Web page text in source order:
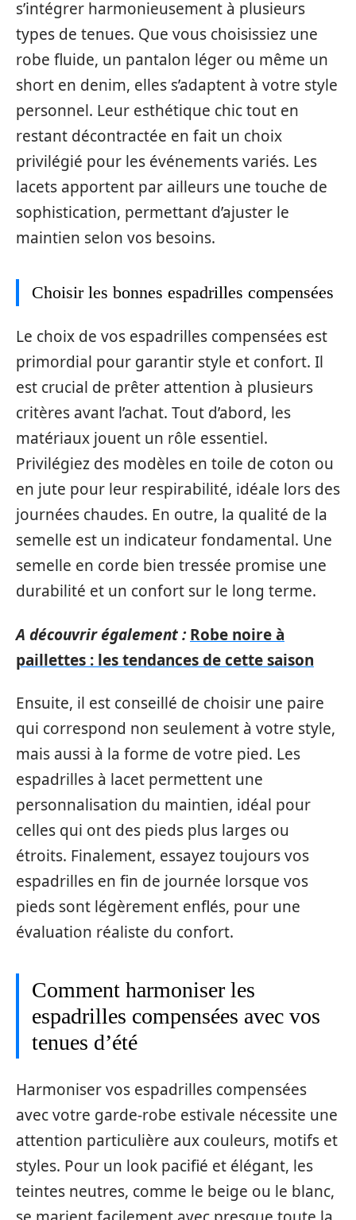
s’intégrer harmonieusement à plusieurs
types de tenues. Que vous choisissiez une
robe fluide, un pantalon léger ou même un
short en denim, elles s’adaptent à votre style
personnel. Leur esthétique chic tout en
restant décontractée en fait un choix
privilégié pour les événements variés. Les
lacets apportent par ailleurs une touche de
sophistication, permettant d’ajuster le
maintien selon vos besoins.
Choisir les bonnes espadrilles compensées
Le choix de vos espadrilles compensées est
primordial pour garantir style et confort. Il
est crucial de prêter attention à plusieurs
critères avant l’achat. Tout d’abord, les
matériaux jouent un rôle essentiel.
Privilégiez des modèles en toile de coton ou
en jute pour leur respirabilité, idéale lors des
journées chaudes. En outre, la qualité de la
semelle est un indicateur fondamental. Une
semelle en corde bien tressée promise une
durabilité et un confort sur le long terme.
A découvrir également : Robe noire à
paillettes : les tendances de cette saison
Ensuite, il est conseillé de choisir une paire
qui correspond non seulement à votre style,
mais aussi à la forme de votre pied. Les
espadrilles à lacet permettent une
personnalisation du maintien, idéal pour
celles qui ont des pieds plus larges ou
étroits. Finalement, essayez toujours vos
espadrilles en fin de journée lorsque vos
pieds sont légèrement enflés, pour une
évaluation réaliste du confort.
Comment harmoniser les
espadrilles compensées avec vos
tenues d’été
Harmoniser vos espadrilles compensées
avec votre garde-robe estivale nécessite une
attention particulière aux couleurs, motifs et
styles. Pour un look pacifié et élégant, les
teintes neutres, comme le beige ou le blanc,